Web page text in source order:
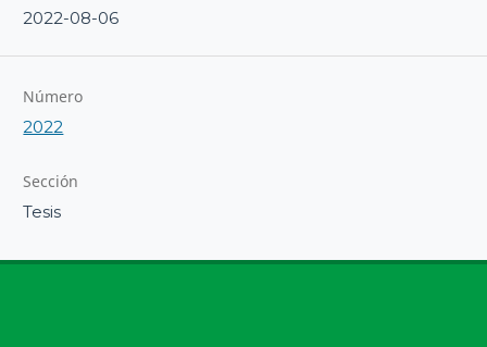
2022-08-06
Número
2022
Sección
Tesis